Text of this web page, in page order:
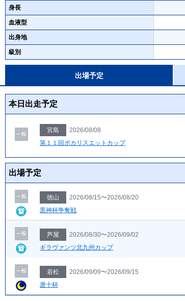
身長
血液型
出身地
級別
出場予定
本日出走予定
宮島
2026/08/08
第１１回ポカリスエットカップ
出場予定
徳山
2026/08/15〜2026/08/20
黒神杯争奪戦
芦屋
2026/08/30〜2026/09/02
ギラヴァンツ北九州カップ
若松
2026/09/09〜2026/09/15
唐十杯